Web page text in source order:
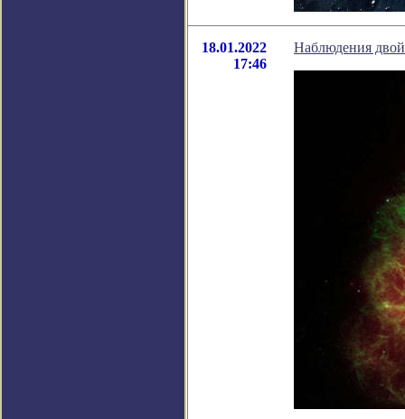
18.01.2022
17:46
Наблюдения